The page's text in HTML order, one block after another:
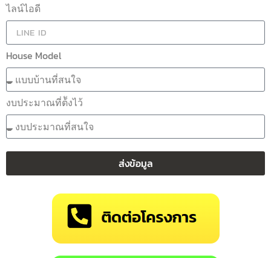
ไลน์ไอดี
House Model
งบประมาณที่ต้ังไว้
ส่งข้อมูล